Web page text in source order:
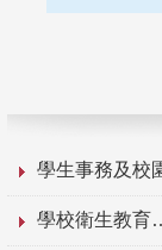
學生事務及校
學校衛生教育